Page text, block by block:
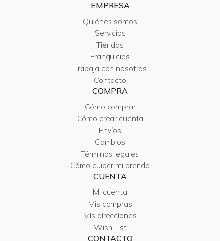
EMPRESA
Quiénes somos
Servicios
Tiendas
Franquicias
Trabaja con nosotros
Contacto
COMPRA
Cómo comprar
Cómo crear cuenta
Envíos
Cambios
Términos legales
Cómo cuidar mi prenda
CUENTA
Mi cuenta
Mis compras
Mis direcciones
Wish List
CONTACTO